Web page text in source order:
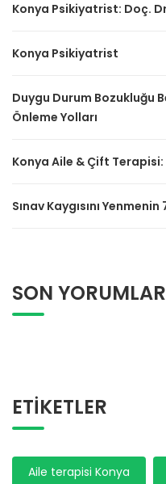
Konya Psikiyatrist: Doç.
Konya Psikiyatrist
Duygu Durum Bozukluğu
Önleme Yolları
Konya Aile & Çift Terapisi:
Sınav Kaygısını
SON YORUMLAR
ETIKETLER
Aile terapisi Konya